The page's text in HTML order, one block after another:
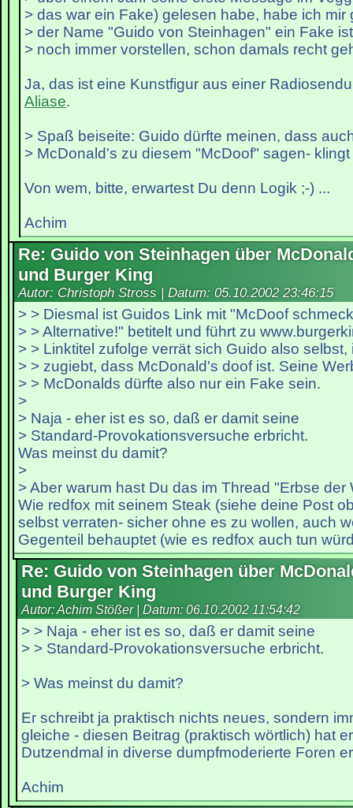
> das war ein Fake) gelesen habe, habe ich mir
> der Name "Guido von Steinhagen" ein Fake
> noch immer vorstellen, schon damals recht
Ja, das ist eine Kunstfigur aus einer
Aliase.
> Spaß beiseite: Guido dürfte meinen, dass
> McDonald's zu diesem "McDoof" sagen-
Von wem, bitte, erwartest Du denn Logik ;-) ...
Achim
Re: Guido von Steinhagen über
und Burger King
Autor: Christoph Stross | Datum: 05.10.2002 23:46:15
> > Diesmal ist Guidos Link mit "McDoof
> > Alternative!" betitelt und führt zu
> > Linktitel zufolge verrät sich Guido also selbst,
> > zugiebt, dass McDonald's doof ist. Seine
> > McDonalds dürfte also nur ein Fake sein.
>
> Naja - eher ist es so, daß er damit seine
> Standard-Provokationsversuche erbricht.
Was meinst du damit?
>
> Aber warum hast Du das im Thread "Erbse der
Wie redfox mit seinem Steak (siehe deine Post
selbst verraten- sicher ohne es zu wollen, auch
Gegenteil behauptet (wie es redfox auch tun
Re: Guido von Steinhagen über
und Burger King
Autor: Achim Stößer | Datum: 06.10.2002 11:54:42
> > Naja - eher ist es so, daß er damit seine
> > Standard-Provokationsversuche erbricht.
> Was meinst du damit?
Er schreibt ja praktisch nichts neues, sondern
gleiche - diesen Beitrag (praktisch wörtlich) hat
Dutzendmal in diverse dumpfmoderierte Foren
Achim